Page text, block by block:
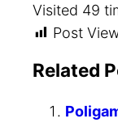
Visited 49
Post
Related